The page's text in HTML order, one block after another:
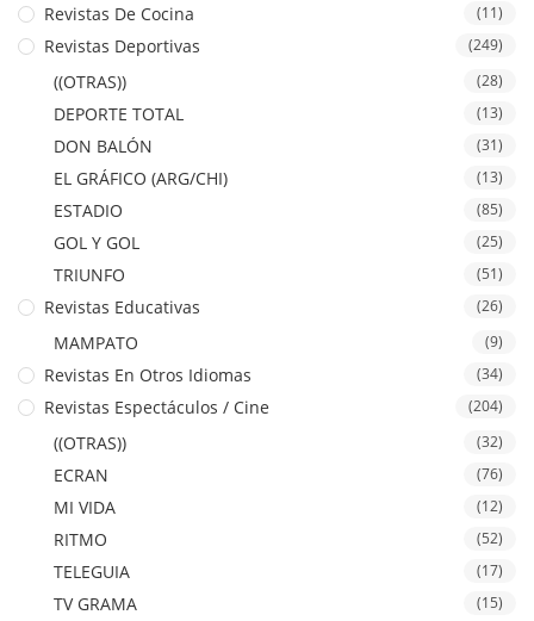
Revistas De Cocina (11)
Revistas Deportivas (249)
((OTRAS)) (28)
DEPORTE TOTAL (13)
DON BALÓN (31)
EL GRÁFICO (ARG/CHI) (13)
ESTADIO (85)
GOL Y GOL (25)
TRIUNFO (51)
Revistas Educativas (26)
MAMPATO (9)
Revistas En Otros Idiomas (34)
Revistas Espectáculos / Cine (204)
((OTRAS)) (32)
ECRAN (76)
MI VIDA (12)
RITMO (52)
TELEGUIA (17)
TV GRAMA (15)